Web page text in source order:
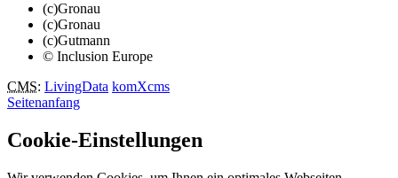
(c)Gronau
(c)Gronau
(c)Gutmann
© Inclusion Europe
CMS: LivingData komXcms
Seitenanfang
Cookie-Einstellungen